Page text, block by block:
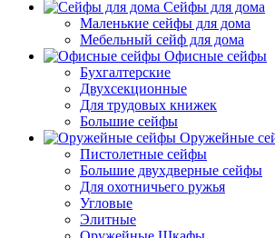
Сейфы для дома
Маленькие сейфы для дома
Мебельный сейф для дома
Офисные сейфы
Бухгалтерские
Двухсекционные
Для трудовых книжек
Большие сейфы
Оружейные
Пистолетные сейфы
Большие двухдверные сейфы
Для охотничьего ружья
Угловые
Элитные